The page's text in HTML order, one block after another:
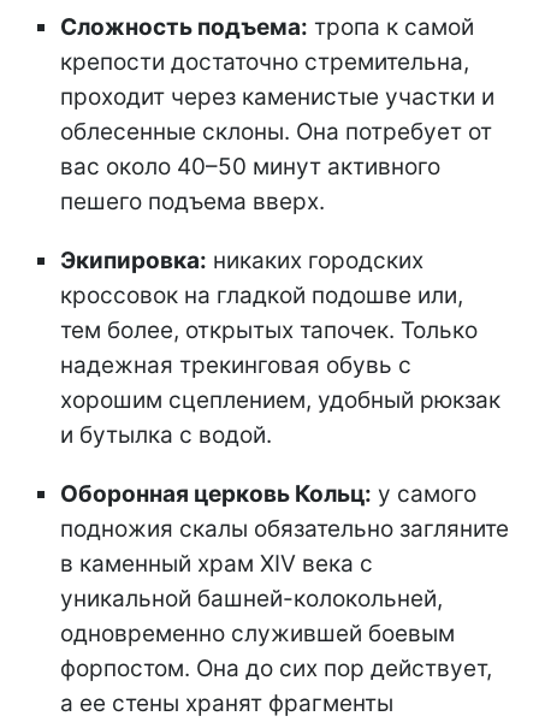
Сложность подъема: тропа к самой
крепости достаточно стремительна,
проходит через каменистые участки и
облесенные склоны. Она потребует от
вас около 40–50 минут активного
пешего подъема вверх.
Экипировка: никаких городских
кроссовок на гладкой подошве или,
тем более, открытых тапочек. Только
надежная трекинговая обувь с
хорошим сцеплением, удобный рюкзак
и бутылка с водой.
Оборонная церковь Кольц: у самого
подножия скалы обязательно загляните
в каменный храм XIV века с
уникальной башней-колокольней,
одновременно служившей боевым
форпостом. Она до сих пор действует,
а ее стены хранят фрагменты